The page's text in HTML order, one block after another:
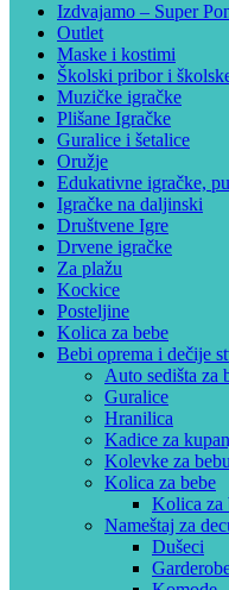
Izdvajamo – Super
Outlet
Maske i kostimi
Školski pribor i
Muzičke igračke
Plišane Igračke
Guralice i šetalice
Oružje
Edukativne igračke,
Igračke na daljinski
Društvene Igre
Drvene igračke
Za plažu
Kockice
Posteljine
Kolica za bebe
Bebi oprema i dečije
Auto sedišta za
Guralice
Hranilica
Kadice za
Kolevke za bebu
Kolica za bebe
Kolica za
Nameštaj za
Dušeci